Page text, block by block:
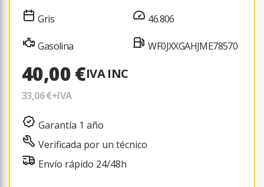
Gris
Gasolina
46.806
WF0JXXGAHJME78570
40,00 €IVA INC
33,06 €+IVA
Garantía 1 año
Verificada por un técnico
Envío rápido 24/48h